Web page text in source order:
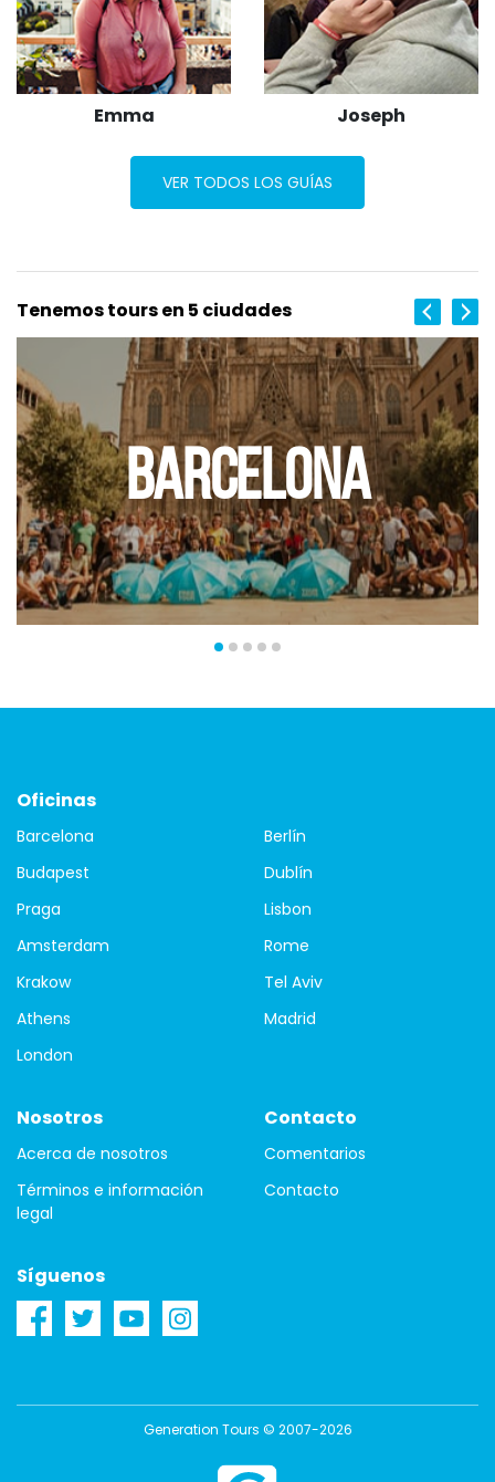
Emma Joseph
VER TODOS LOS GUÍAS
Tenemos tours en 5 ciudades
BARCELONA
Oficinas
Barcelona
Berlín
Budapest
Dublín
Praga
Lisbon
Amsterdam
Rome
Krakow
Tel Aviv
Athens
Madrid
London
Nosotros
Acerca de nosotros
Términos e información
legal
Contacto
Comentarios
Contacto
Síguenos
Generation Tours © 2007-2026